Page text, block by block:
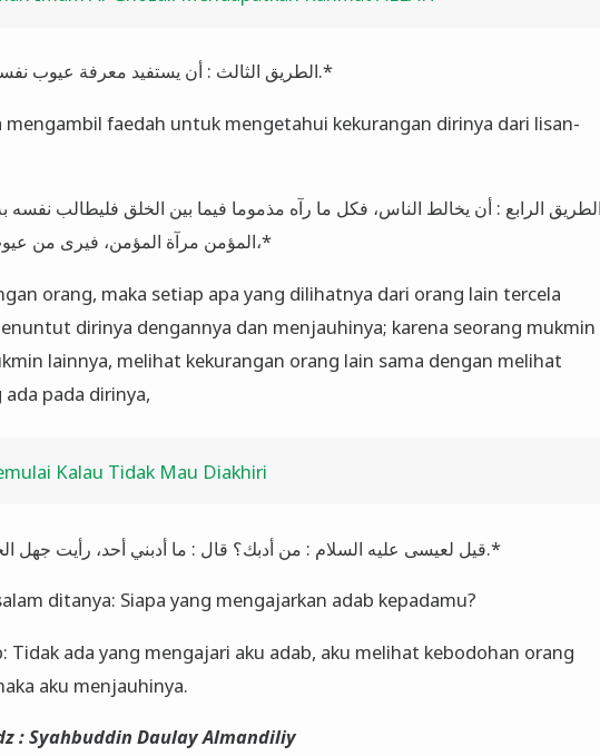
*الطريق الثالث : أن يستفيد معرفة عيوب نفسه من ألسنة أعدائه.*
mengambil faedah untuk mengetahui kekurangan dirinya dari lisan-
المؤمن مرآة المؤمن، فيرى من عيوب غيره عيوب نفسه،*
orang, maka setiap apa yang dilihatnya dari orang lain tercela
dirinya dengannya dan menjauhinya; karena seorang mukmin
lainnya, melihat kekurangan orang lain sama dengan melihat
pada dirinya,
Kalau Tidak Mau Diakhiri
*قيل لعيسى عليه السلام : من أدبك؟ قال : ما أدبني أحد، رأيت جهل الجاهل شينا فاجتنبته.*
ditanya: Siapa yang mengajarkan adab kepadamu?
Tidak ada yang mengajari aku adab, aku melihat kebodohan orang
aku menjauhinya.
: Syahbuddin Daulay Almandiliy